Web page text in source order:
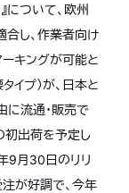
について、欧州
し、作業者向け
キングが可能と
イプ）が、日本と
流通・販売で
初出荷を予定し
9月30日のリリ
が好調で、今年